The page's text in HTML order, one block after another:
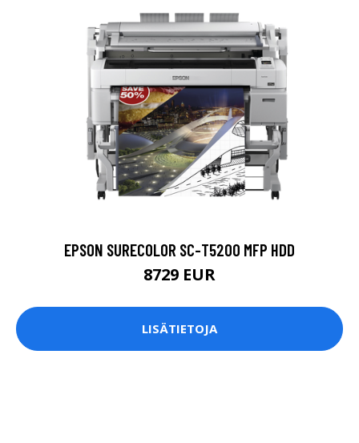
EPSON SURECOLOR SC-T5200 MFP HDD
8729 EUR
LISÄTIETOJA